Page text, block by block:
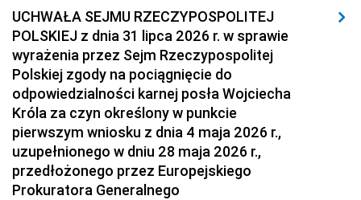
UCHWAŁA SEJMU RZECZYPOSPOLITEJ
POLSKIEJ z dnia 31 lipca 2026 r. w sprawie
wyrażenia przez Sejm Rzeczypospolitej
Polskiej zgody na pociągnięcie do
odpowiedzialności karnej posła Wojciecha
Króla za czyn określony w punkcie
pierwszym wniosku z dnia 4 maja 2026 r.,
uzupełnionego w dniu 28 maja 2026 r.,
przedłożonego przez Europejskiego
Prokuratora Generalnego